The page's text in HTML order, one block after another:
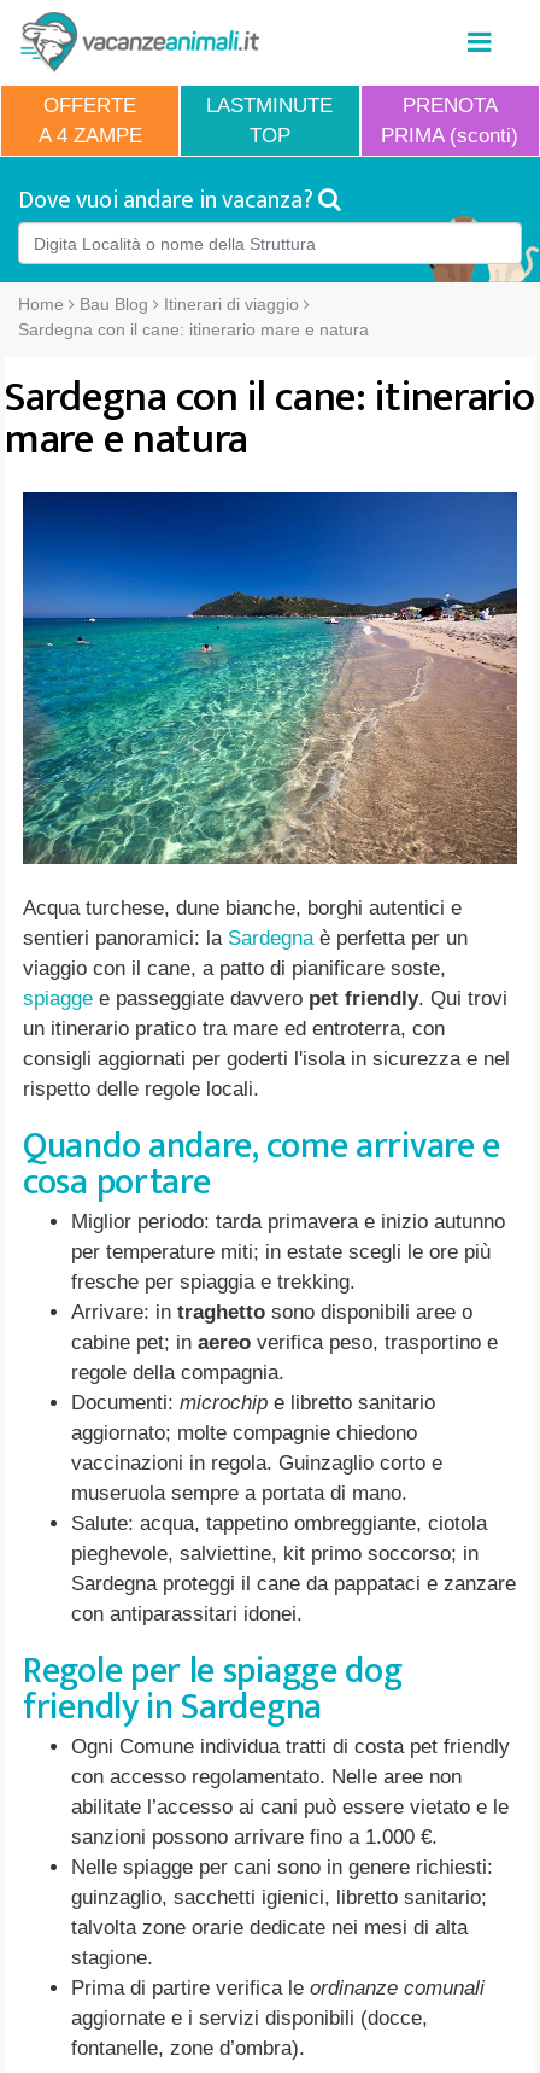
OFFERTE
A 4 ZAMPE
LASTMINUTE
TOP
PRENOTA
PRIMA (sconti)
Dove vuoi andare in vacanza?
Home Bau Blog
Itinerari di viaggio
Sardegna con il cane: itinerario mare e natura
Sardegna con il cane: itinerario
mare e natura
Acqua turchese, dune bianche, borghi autentici e
sentieri panoramici: la Sardegna è perfetta per un
viaggio con il cane, a patto di pianificare soste,
spiagge e passeggiate davvero pet friendly. Qui trovi
un itinerario pratico tra mare ed entroterra, con
consigli aggiornati per goderti l'isola in sicurezza e nel
rispetto delle regole locali.
Quando andare, come arrivare e
cosa portare
Miglior periodo: tarda primavera e inizio autunno
per temperature miti; in estate scegli le ore più
fresche per spiaggia e trekking.
Arrivare: in traghetto sono disponibili aree o
cabine pet; in aereo verifica peso, trasportino e
regole della compagnia.
Documenti: microchip e libretto sanitario
aggiornato; molte compagnie chiedono
vaccinazioni in regola. Guinzaglio corto e
museruola sempre a portata di mano.
Salute: acqua, tappetino ombreggiante, ciotola
pieghevole, salviettine, kit primo soccorso; in
Sardegna proteggi il cane da pappataci e zanzare
con antiparassitari idonei.
Regole per le spiagge dog
friendly in Sardegna
Ogni Comune individua tratti di costa pet friendly
con accesso regolamentato. Nelle aree non
abilitate l’accesso ai cani può essere vietato e le
sanzioni possono arrivare fino a 1.000 €.
Nelle spiagge per cani sono in genere richiesti:
guinzaglio, sacchetti igienici, libretto sanitario;
talvolta zone orarie dedicate nei mesi di alta
stagione.
Prima di partire verifica le ordinanze comunali
aggiornate e i servizi disponibili (docce,
fontanelle, zone d’ombra).